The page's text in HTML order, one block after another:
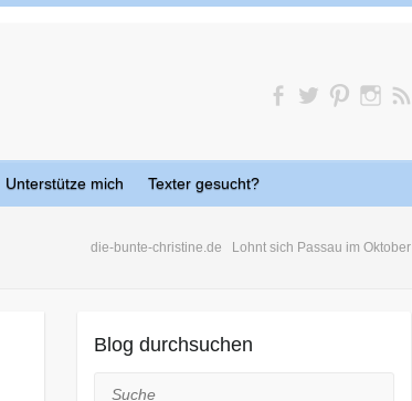
Unterstütze mich Texter gesucht?
die-bunte-christine.de Lohnt sich Passau im Oktober
Blog durchsuchen
Suche